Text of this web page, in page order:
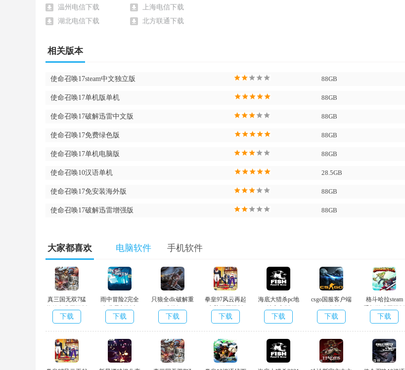
使命召唤13免安装中文版闪光点
1.手机游戏给予网络服务器顺畅、联网便捷的多的人抵抗方式，让您和别的的游戏玩家开展大比拼。
3.游戏玩家还能够参与到星际时代和丧尸匹敌的战斗中。
温州电信下载
上海电信下载
湖北电信下载
北方联通下载
相关版本
使命召唤17steam中文独立版 88GB
使命召唤17单机版单机 88GB
使命召唤17破解迅雷中文版 88GB
使命召唤17免费绿色版 88GB
使命召唤17单机电脑版 88GB
使命召唤10汉语单机 28.5GB
使命召唤17免安装海外版 88GB
使命召唤17破解迅雷增强版 88GB
大家都喜欢 电脑软件 手机软件
真三国无双7猛
将传免费网游版
下载
雨中冒险2完全
免费最新版本
下载
只狼全dlc破解重
制版
下载
拳皇97风云再起
电脑正国际版
下载
海底大猎杀pc地
址官方版
下载
csgo国服客户端
绿色版
下载
格斗哈拉steam
手机游戏国际版
下载